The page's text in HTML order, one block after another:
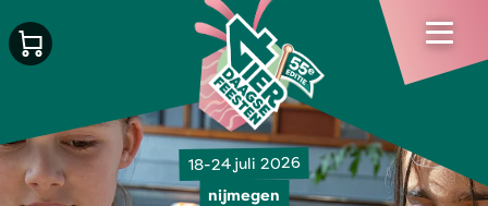
18-24 juli 2026
nijmegen